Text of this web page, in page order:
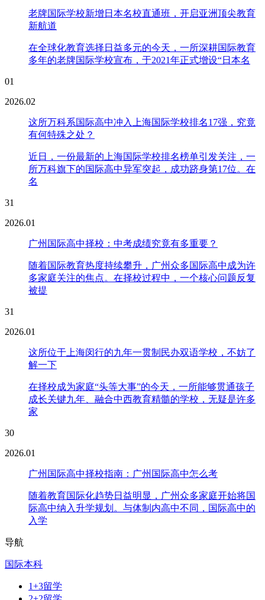
老牌国际学校新增日本名校直通班，开启亚洲顶尖教育
新航道
在全球化教育选择日益多元的今天，一所深耕国际教育
多年的老牌国际学校宣布，于2021年正式增设“日本名
01
2026.02
这所万科系国际高中冲入上海国际学校排名17强，究竟
有何特殊之处？
近日，一份最新的上海国际学校排名榜单引发关注，一
所万科旗下的国际高中异军突起，成功跻身第17位。在
名
31
2026.01
广州国际高中择校：中考成绩究竟有多重要？
随着国际教育热度持续攀升，广州众多国际高中成为许
多家庭关注的焦点。在择校过程中，一个核心问题反复
被提
31
2026.01
这所位于上海闵行的九年一贯制民办双语学校，不妨了
解一下
在择校成为家庭“头等大事”的今天，一所能够贯通孩子
成长关键九年、融合中西教育精髓的学校，无疑是许多
家
30
2026.01
广州国际高中择校指南：广州国际高中怎么考
随着教育国际化趋势日益明显，广州众多家庭开始将国
际高中纳入升学规划。与体制内高中不同，国际高中的
入学
导航
国际本科
1+3留学